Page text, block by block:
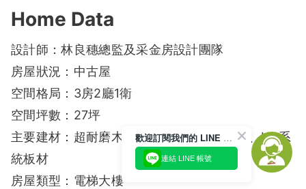
Home Data
設計師：林良穗總監及采金房設計團隊
房屋狀況：中古屋
空間格局：3房2廳1衛
空間坪數：27坪
主要建材：超耐磨木地板、進口花磚、烤漆、KD系
統板材
房屋類型：電梯大樓
歡迎訂閱我們的 LINE 官方帳號
連結 LINE 帳號